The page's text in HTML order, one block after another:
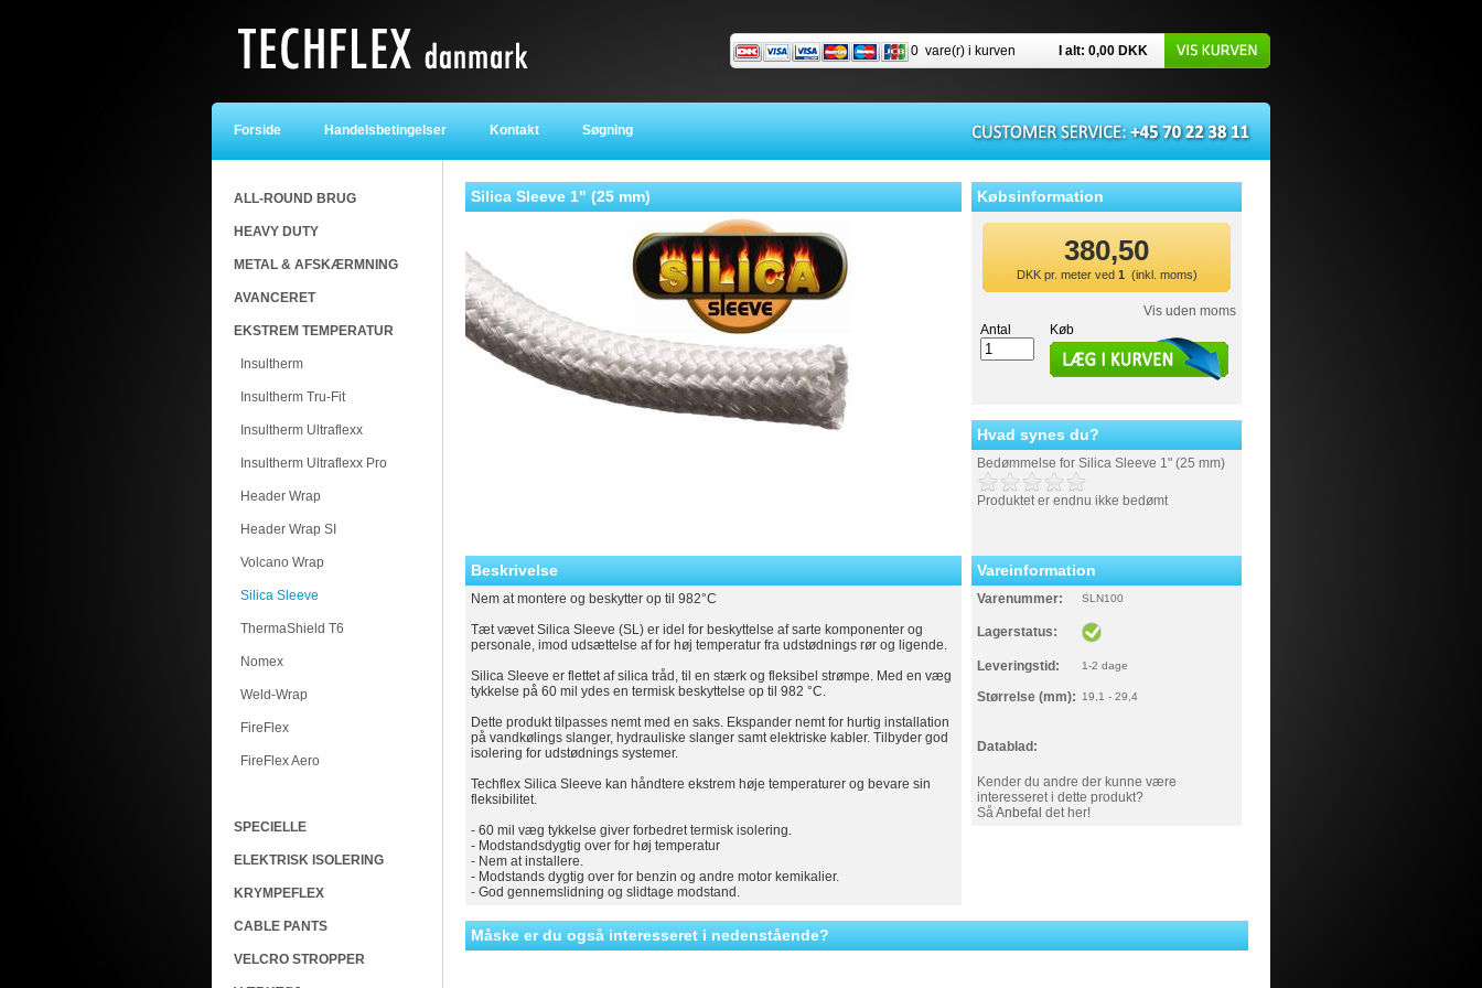
0 vare(r) i kurven I alt: 0,00 DKK
Forside Handelsbetingelser Kontakt Søgning
ALL-ROUND BRUG
HEAVY DUTY
METAL & AFSKÆRMNING
AVANCERET
EKSTREM TEMPERATUR
Insultherm
Insultherm Tru-Fit
Insultherm Ultraflexx
Insultherm Ultraflexx Pro
Header Wrap
Header Wrap SI
Volcano Wrap
Silica Sleeve
ThermaShield T6
Nomex
Weld-Wrap
FireFlex
FireFlex Aero
SPECIELLE
ELEKTRISK ISOLERING
KRYMPEFLEX
CABLE PANTS
VELCRO STROPPER
Silica Sleeve 1" (25 mm) Købsinformation
380,50
DKKpr. meter ved 1 (inkl. moms)
Vis uden moms
Antal
Køb
Hvad synes du?
Bedømmelse for Silica Sleeve 1" (25 mm)
Produktet er endnu ikke bedømt
Beskrivelse
Nem at montere og beskytter op til 982°C
Tæt vævet Silica Sleeve (SL) er idel for beskyttelse af sarte komponenter og
personale, imod udsættelse af for høj temperatur fra udstødnings rør og ligende.
Silica Sleeve er flettet af silica tråd, til en stærk og fleksibel strømpe. Med en væg
tykkelse på 60 mil ydes en termisk beskyttelse op til 982 °C.
Dette produkt tilpasses nemt med en saks. Ekspander nemt for hurtig installation
på vandkølings slanger, hydrauliske slanger samt elektriske kabler. Tilbyder god
isolering for udstødnings systemer.
Techflex Silica Sleeve kan håndtere ekstrem høje temperaturer og bevare sin
fleksibilitet.
- 60 mil væg tykkelse giver forbedret termisk isolering.
- Modstandsdygtig over for høj temperatur
- Nem at installere.
- Modstands dygtig over for benzin og andre motor kemikalier.
- God gennemslidning og slidtage modstand.
Vareinformation
Varenummer: SLN100
Lagerstatus:
Leveringstid: 1-2 dage
Størrelse (mm): 19,1 - 29,4
Datablad:
Kender du andre der kunne være
interesseret i dette produkt?
SåAnbefal det her!
Måske er du også interesseret i nedenstående?